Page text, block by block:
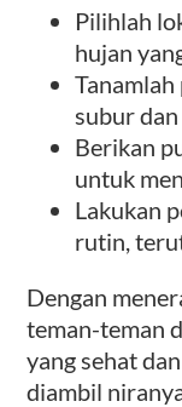
Pilihlah
hujan
subur
Berikan
untuk
Lakukan
rutin,
Dengan
teman-teman
yang sehat
diambil